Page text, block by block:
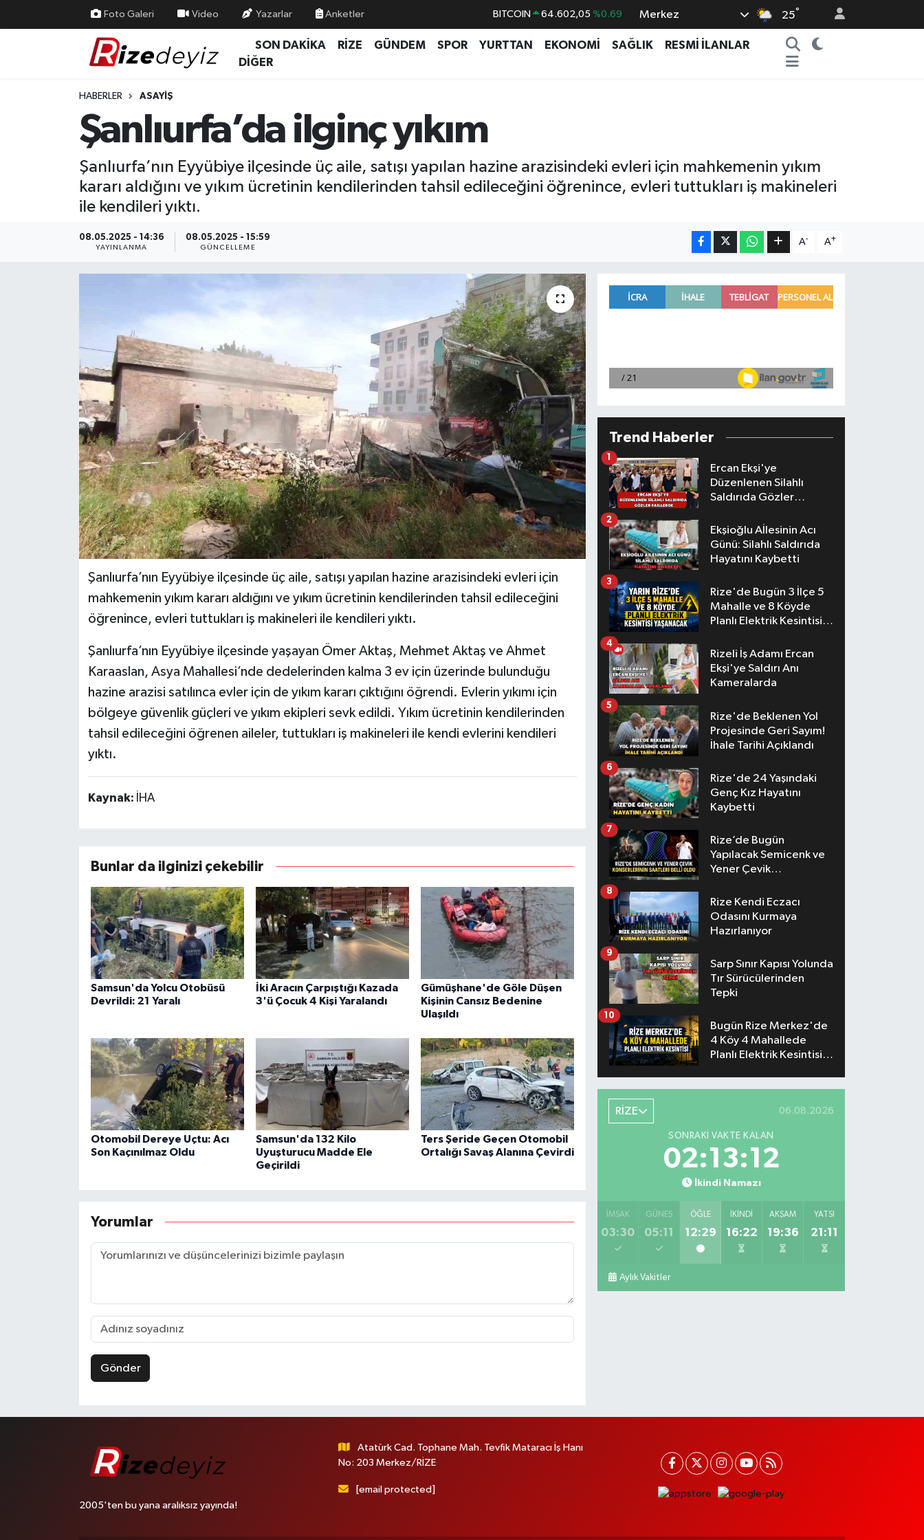
Foto Galeri Video Yazarlar Anketler BITCOIN 64.602,05 %0.69
DOLAR 47,5986 %0.06
Merkez 25°
SON DAKİKA RİZE GÜNDEM SPOR YURTTAN EKONOMİ SAĞLIK
RESMİ İLANLAR
DİĞER
HABERLER ASAYIŞ
Şanlıurfa’da ilginç yıkım
Şanlıurfa’nın Eyyübiye ilçesinde üç aile, satışı yapılan hazine arazisindeki evleri için mahkemenin yıkım
kararı aldığını ve yıkım ücretinin kendilerinden tahsil edileceğini öğrenince, evleri tuttukları iş makineleri
ile kendileri yıktı.
08.05.2025 - 14:36
YAYINLANMA
08.05.2025 - 15:59
GÜNCELLEME
A- A+
Şanlıurfa’nın Eyyübiye ilçesinde üç aile, satışı yapılan hazine arazisindeki evleri için
mahkemenin yıkım kararı aldığını ve yıkım ücretinin kendilerinden tahsil edileceğini
öğrenince, evleri tuttukları iş makineleri ile kendileri yıktı.
Şanlıurfa’nın Eyyübiye ilçesinde yaşayan Ömer Aktaş, Mehmet Aktaş ve Ahmet
Karaaslan, Asya Mahallesi’nde dedelerinden kalma 3 ev için üzerinde bulunduğu
hazine arazisi satılınca evler için de yıkım kararı çıktığını öğrendi. Evlerin yıkımı için
bölgeye güvenlik güçleri ve yıkım ekipleri sevk edildi. Yıkım ücretinin kendilerinden
tahsil edileceğini öğrenen aileler, tuttukları iş makineleri ile kendi evlerini kendileri
yıktı.
Kaynak: İHA
Bunlar da ilginizi çekebilir
Samsun'da Yolcu Otobüsü
Devrildi: 21 Yaralı
İki Aracın Çarpıştığı Kazada
3'ü Çocuk 4 Kişi Yaralandı
Gümüşhane'de Göle Düşen
Kişinin Cansız Bedenine
Ulaşıldı
Otomobil Dereye Uçtu: Acı
Son Kaçınılmaz Oldu
Samsun'da 132 Kilo
Uyuşturucu Madde Ele
Geçirildi
Ters Şeride Geçen Otomobil
Ortalığı Savaş Alanına Çevirdi
Yorumlar
Gönder
Trend Haberler
Ercan Ekşi'ye
Düzenlenen Silahlı
Saldırıda Gözler
1
Ekşioğlu Aİlesinin Acı
Günü: Silahlı Saldırıda
Hayatını Kaybetti
2
Rize'de Bugün 3 İlçe 5
Mahalle ve 8 Köyde
Planlı Elektrik Kesintisi
3
Rizeli İş Adamı Ercan
Ekşi'ye Saldırı Anı
Kameralarda
4
Rize'de Beklenen Yol
Projesinde Geri Sayım!
İhale Tarihi Açıklandı
5
Rize'de 24 Yaşındaki
Genç Kız Hayatını
Kaybetti
6
Rize’de Bugün
Yapılacak Semicenk ve
Yener Çevik
Belli Oldu
7
Rize Kendi Eczacı
Odasını Kurmaya
Hazırlanıyor
8
Sarp Sınır Kapısı Yolunda
Tır Sürücülerinden
Tepki
9
Bugün Rize Merkez'de
4 Köy 4 Mahallede
Planlı Elektrik Kesintisi
10
RİZE 06.08.2026
SONRAKI VAKTE KALAN
02:13:12
İkindi Namazı
İMSAK
03:30
GÜNEŞ
05:11
ÖĞLE
12:29
İKINDI
16:22
AKŞAM
19:36
YATSI
21:11
Aylık Vakitler
2005'ten bu yana aralıksız yayında!
Atatürk Cad. Tophane Mah. Tevfik Mataracı İş Hanı
No: 203 Merkez/RİZE
[email protected]
Yurttan Haberler
Teknoloji
Rize Nöbetçi Eczaneler
Rize Trafik Yoğunluk Haritası
Tüm Manşetler